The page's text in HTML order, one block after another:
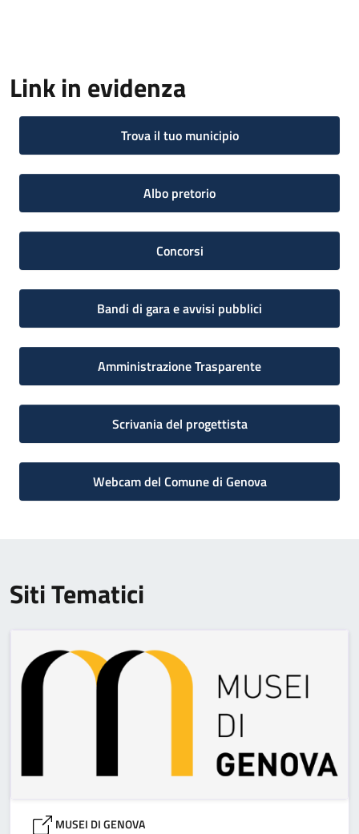
Link in evidenza
Trova il tuo municipio
Albo pretorio
Concorsi
Bandi di gara e avvisi pubblici
Amministrazione Trasparente
Scrivania del progettista
Webcam del Comune di Genova
Siti Tematici
MUSEI DI GENOVA